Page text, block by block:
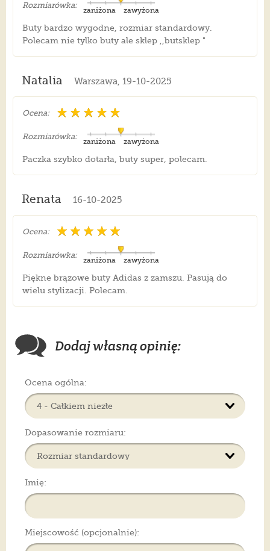
Rozmiarówka:
zawyżona
zaniżona
Buty bardzo wygodne, rozmiar standardowy.
Polecam nie tylko buty ale sklep ,,butsklep "
Natalia Warszawa, 19-10-2025
Ocena:
Rozmiarówka:
zawyżona
zaniżona
Paczka szybko dotarła, buty super, polecam.
Renata 16-10-2025
Ocena:
Rozmiarówka:
zawyżona
zaniżona
Piękne brązowe buty Adidas z zamszu. Pasują do
wielu stylizacji. Polecam.
Dodaj własną opinię:
Ocena ogólna:
Dopasowanie rozmiaru:
Imię:
Miejscowość (opcjonalnie):